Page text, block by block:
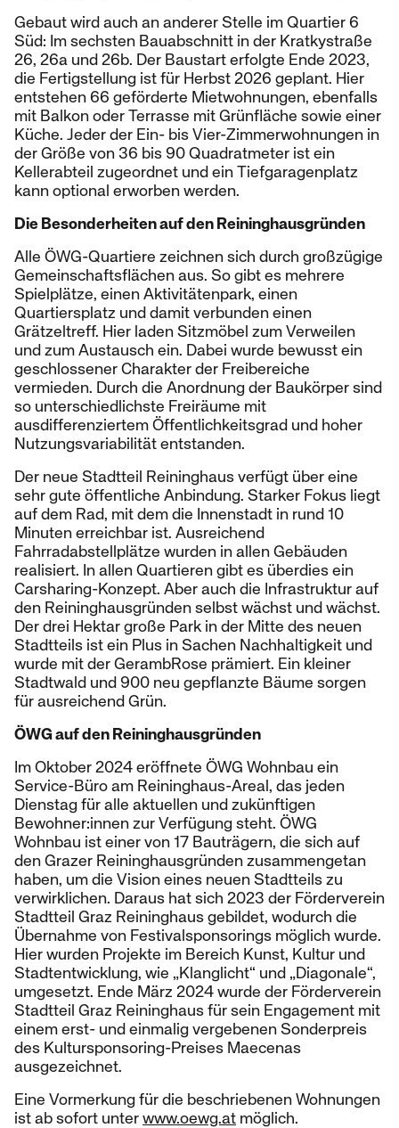
Gebaut wird auch an anderer Stelle im Quartier 6
Süd: Im sechsten Bauabschnitt in der Kratkystraße
26, 26a und 26b. Der Baustart erfolgte Ende 2023,
die Fertigstellung ist für Herbst 2026 geplant. Hier
entstehen 66 geförderte Mietwohnungen, ebenfalls
mit Balkon oder Terrasse mit Grünfläche sowie einer
Küche. Jeder der Ein- bis Vier-Zimmerwohnungen in
der Größe von 36 bis 90 Quadratmeter ist ein
Kellerabteil zugeordnet und ein Tiefgaragenplatz
kann optional erworben werden.
Die Besonderheiten auf den Reininghausgründen
Alle ÖWG-Quartiere zeichnen sich durch großzügige
Gemeinschaftsflächen aus. So gibt es mehrere
Spielplätze, einen Aktivitätenpark, einen
Quartiersplatz und damit verbunden einen
Grätzeltreff. Hier laden Sitzmöbel zum Verweilen
und zum Austausch ein. Dabei wurde bewusst ein
geschlossener Charakter der Freibereiche
vermieden. Durch die Anordnung der Baukörper sind
so unterschiedlichste Freiräume mit
ausdifferenziertem Öffentlichkeitsgrad und hoher
Nutzungsvariabilität entstanden.
Der neue Stadtteil Reininghaus verfügt über eine
sehr gute öffentliche Anbindung. Starker Fokus liegt
auf dem Rad, mit dem die Innenstadt in rund 10
Minuten erreichbar ist. Ausreichend
Fahrradabstellplätze wurden in allen Gebäuden
realisiert. In allen Quartieren gibt es überdies ein
Carsharing-Konzept. Aber auch die Infrastruktur auf
den Reininghausgründen selbst wächst und wächst.
Der drei Hektar große Park in der Mitte des neuen
Stadtteils ist ein Plus in Sachen Nachhaltigkeit und
wurde mit der GerambRose prämiert. Ein kleiner
Stadtwald und 900 neu gepflanzte Bäume sorgen
für ausreichend Grün.
ÖWG auf den Reininghausgründen
Im Oktober 2024 eröffnete ÖWG Wohnbau ein
Service-Büro am Reininghaus-Areal, das jeden
Dienstag für alle aktuellen und zukünftigen
Bewohner:innen zur Verfügung steht. ÖWG
Wohnbau ist einer von 17 Bauträgern, die sich auf
den Grazer Reininghausgründen zusammengetan
haben, um die Vision eines neuen Stadtteils zu
verwirklichen. Daraus hat sich 2023 der Förderverein
Stadtteil Graz Reininghaus gebildet, wodurch die
Übernahme von Festivalsponsorings möglich wurde.
Hier wurden Projekte im Bereich Kunst, Kultur und
Stadtentwicklung, wie „Klanglicht“ und „Diagonale“,
umgesetzt. Ende März 2024 wurde der Förderverein
Stadtteil Graz Reininghaus für sein Engagement mit
einem erst- und einmalig vergebenen Sonderpreis
des Kultursponsoring-Preises Maecenas
ausgezeichnet.
Eine Vormerkung für die beschriebenen Wohnungen
ist ab sofort unterwww.oewg.at möglich.